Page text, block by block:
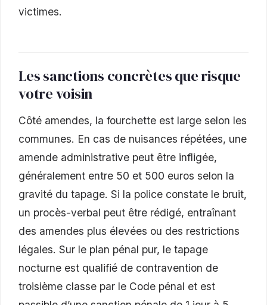
victimes.
Les sanctions concrètes que risque
votre voisin
Côté amendes, la fourchette est large selon les
communes. En cas de nuisances répétées, une
amende administrative peut être infligée,
généralement entre 50 et 500 euros selon la
gravité du tapage. Si la police constate le bruit,
un procès-verbal peut être rédigé, entraînant
des amendes plus élevées ou des restrictions
légales. Sur le plan pénal pur, le tapage
nocturne est qualifié de contravention de
troisième classe par le Code pénal et est